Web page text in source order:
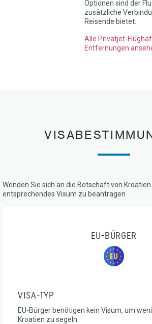
Optionen sind der
zusätzliche
Reisende bietet.
Alle Privatjet-
Entfernungen
Wenden Sie sich an die Botschaft von
entsprechendes Visum zu beantragen
EU-BÜRGER
VISA-TYP
EU-Bürger benötigen kein Visum, um
Kroatien zu segeln.